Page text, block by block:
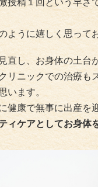
授精１回という早さ
ように嬉しく思って
直し、お身体の土台
リニックでの治療も
います。
健康で無事に出産を
ィケアとしてお身体